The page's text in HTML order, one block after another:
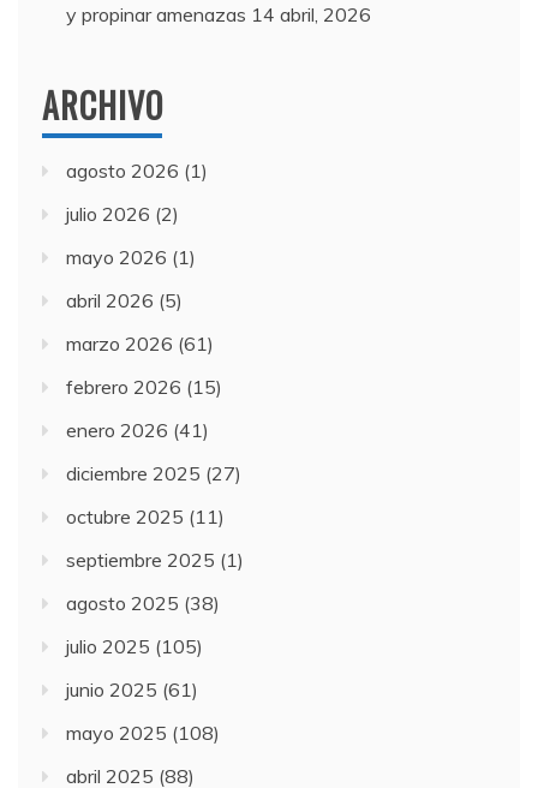
y propinar amenazas 14 abril, 2026
ARCHIVO
agosto 2026 (1)
julio 2026 (2)
mayo 2026 (1)
abril 2026 (5)
marzo 2026 (61)
febrero 2026 (15)
enero 2026 (41)
diciembre 2025 (27)
octubre 2025 (11)
septiembre 2025 (1)
agosto 2025 (38)
julio 2025 (105)
junio 2025 (61)
mayo 2025 (108)
abril 2025 (88)